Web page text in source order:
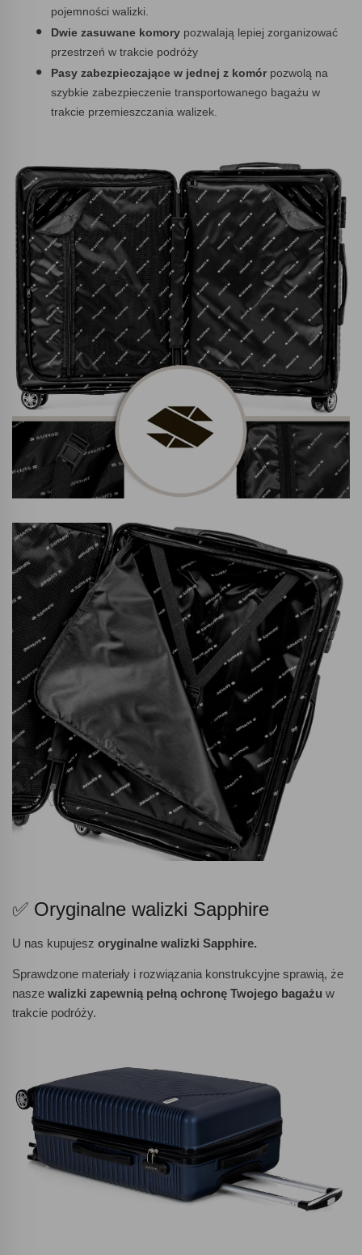
pojemności walizki.
Dwie zasuwane komory pozwalają lepiej zorganizować
przestrzeń w trakcie podróży
Pasy zabezpieczające w jednej z komórpozwolą na
szybkie zabezpieczenie transportowanego bagażu w
trakcie przemieszczania walizek.
✅ Oryginalne walizki Sapphire
U nas kupujesz oryginalne walizki Sapphire.
Sprawdzone materiały i rozwiązania konstrukcyjne sprawią, że
nasze walizki zapewnią pełną ochronę Twojego bagażu w
trakcie podróży.